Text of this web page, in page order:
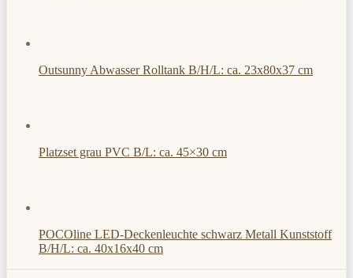
Outsunny Abwasser Rolltank B/H/L: ca. 23x80x37 cm
Platzset grau PVC B/L: ca. 45×30 cm
POCOline LED-Deckenleuchte schwarz Metall Kunststoff
B/H/L: ca. 40x16x40 cm